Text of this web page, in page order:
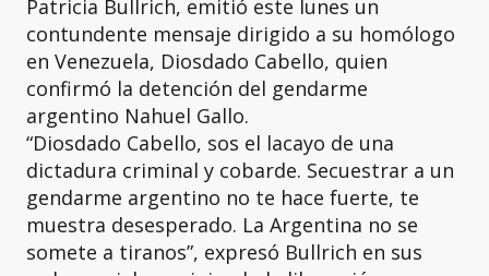
Patricia Bullrich, emitió este lunes un
contundente mensaje dirigido a su homólogo
en Venezuela, Diosdado Cabello, quien
confirmó la detención del gendarme
argentino Nahuel Gallo.
“Diosdado Cabello, sos el lacayo de una
dictadura criminal y cobarde. Secuestrar a un
gendarme argentino no te hace fuerte, te
muestra desesperado. La Argentina no se
somete a tiranos”, expresó Bullrich en sus